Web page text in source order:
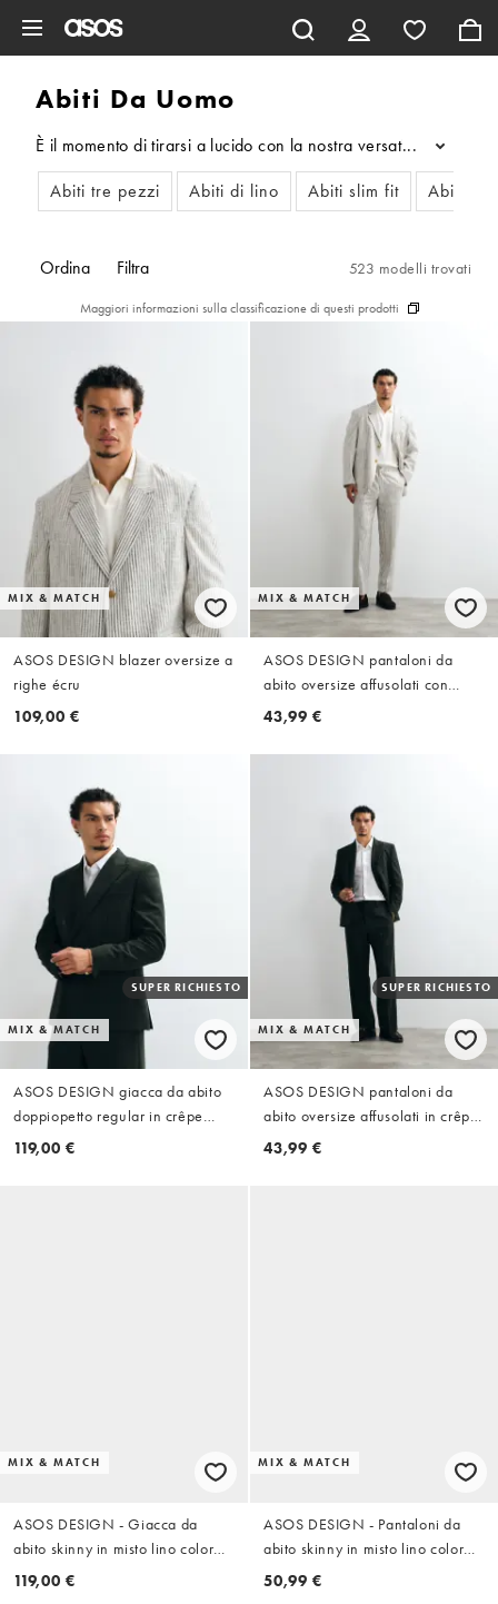
Abiti Da Uomo
È il momento di tirarsi a lucido con la nostra versatile
...
Abiti tre pezzi
Abiti di lino Abiti slim fit Abiti
Ordina Filtra 523 modelli trovati
Maggiori informazioni sulla classificazione di questi prodotti
MIX & MATCH
ASOS DESIGN blazer oversize a
righe écru
109,00 €
MIX & MATCH
ASOS DESIGN pantaloni da
abito oversize affusolati con
elastico in vita a righe écru
43,99 €
MIX & MATCH
SUPER RICHIESTO
ASOS DESIGN giacca da abito
doppiopetto regular in crêpe
verde scuro
119,00 €
MIX & MATCH
SUPER RICHIESTO
ASOS DESIGN pantaloni da
abito oversize affusolati in crêpe
verde scuro
43,99 €
MIX & MATCH
ASOS DESIGN - Giacca da
abito skinny in misto lino color
pietra
119,00 €
MIX & MATCH
ASOS DESIGN - Pantaloni da
abito skinny in misto lino color
pietra
50,99 €